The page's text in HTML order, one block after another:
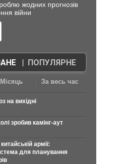
жодних прогнозів
війни
| ПОПУЛЯРНЕ
Місяць За весь час
на вихідні
зробив камінг-аут
армії:
для планування